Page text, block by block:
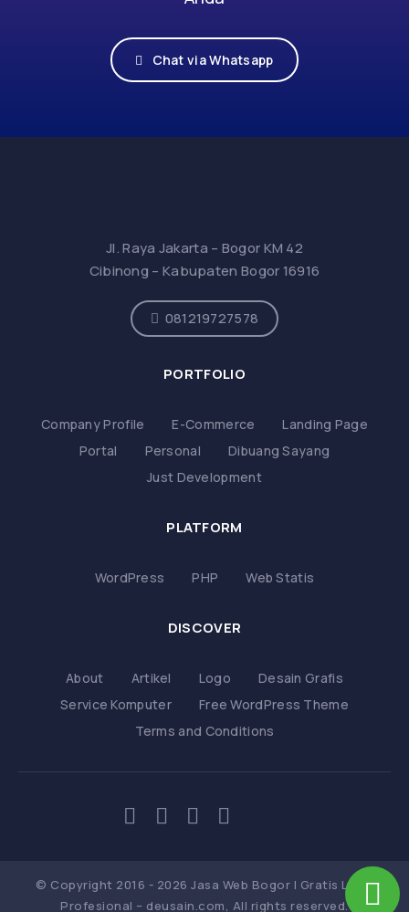
Chat via Whatsapp
Jl. Raya Jakarta – Bogor KM 42
Cibinong – Kabupaten Bogor 16916
081219727578
PORTFOLIO
Company Profile E-Commerce
Landing Page
Portal
Personal
Dibuang Sayang
Just Development
PLATFORM
WordPress PHP Web Statis
DISCOVER
About Artikel Logo
Desain Grafis
Service Komputer
Free WordPress Theme
Terms and Conditions
© Copyright 2016 - 2026 Jasa Web Bogor | Gratis Logo
Profesional – deusain.com, All rights reserved.